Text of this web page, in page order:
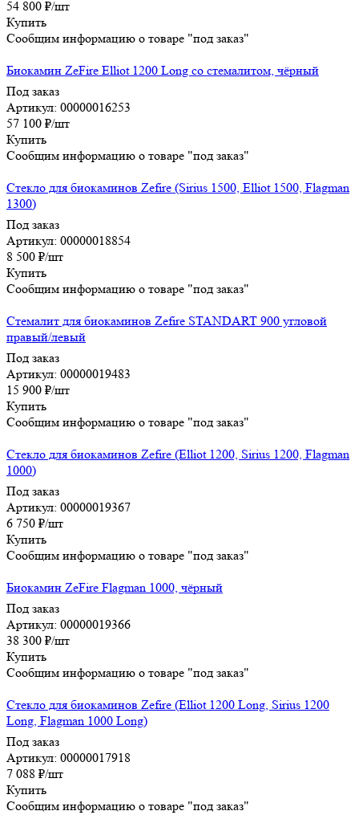
54 800 ₽/шт
Купить
Сообщим информацию о товаре "под заказ"
Биокамин ZeFire Elliot 1200 Long со стемалитом, чёрный
Под заказ
Артикул: 00000016253
57 100 ₽/шт
Купить
Сообщим информацию о товаре "под заказ"
Стекло для биокаминов Zefire (Sirius 1500, Elliot 1500, Flagman
1300)
Под заказ
Артикул: 00000018854
8 500 ₽/шт
Купить
Сообщим информацию о товаре "под заказ"
Стемалит для биокаминов Zefire STANDART 900 угловой
правый/левый
Под заказ
Артикул: 00000019483
15 900 ₽/шт
Купить
Сообщим информацию о товаре "под заказ"
Стекло для биокаминов Zefire (Elliot 1200, Sirius 1200, Flagman
1000)
Под заказ
Артикул: 00000019367
6 750 ₽/шт
Купить
Сообщим информацию о товаре "под заказ"
Биокамин ZeFire Flagman 1000, чёрный
Под заказ
Артикул: 00000019366
38 300 ₽/шт
Купить
Сообщим информацию о товаре "под заказ"
Стекло для биокаминов Zefire (Elliot 1200 Long, Sirius 1200
Long, Flagman 1000 Long)
Под заказ
Артикул: 00000017918
7 088 ₽/шт
Купить
Сообщим информацию о товаре "под заказ"